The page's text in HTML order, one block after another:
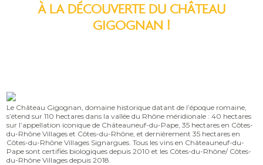
À LA DÉCOUVERTE DU CHÂTEAU
GIGOGNAN !
Le Château Gigognan, domaine historique datant de l’époque romaine,
s’étend sur 110 hectares dans la vallée du Rhône méridionale : 40 hectares
sur l’appellation iconique de Châteauneuf-du-Pape, 35 hectares en Côtes-
du-Rhône Villages et Côtes-du-Rhône, et dernièrement 35 hectares en
Côtes-du-Rhône Villages Signargues. Tous les vins en Châteauneuf-du-
Pape sont certifiés biologiques depuis 2010 et les Côtes-du-Rhône/ Côtes-
du-Rhône Villages depuis 2018.